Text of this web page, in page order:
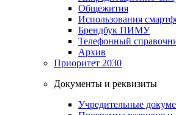
Общежития
Использования
Брендбук ПИМУ
Телефонный
Архив
Приоритет 2030
Документы и реквизиты
Учредительные